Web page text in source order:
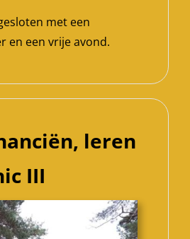
met een
en een vrije avond.
leren
III